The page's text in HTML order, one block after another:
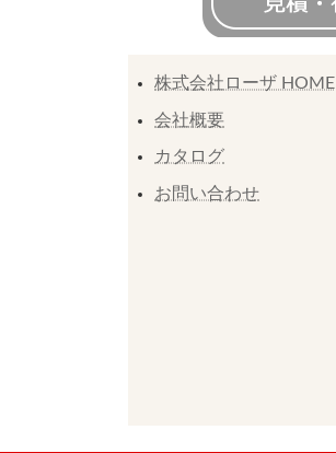
株式会社ローザ HOME
会社概要
カタログ
お問い合わせ